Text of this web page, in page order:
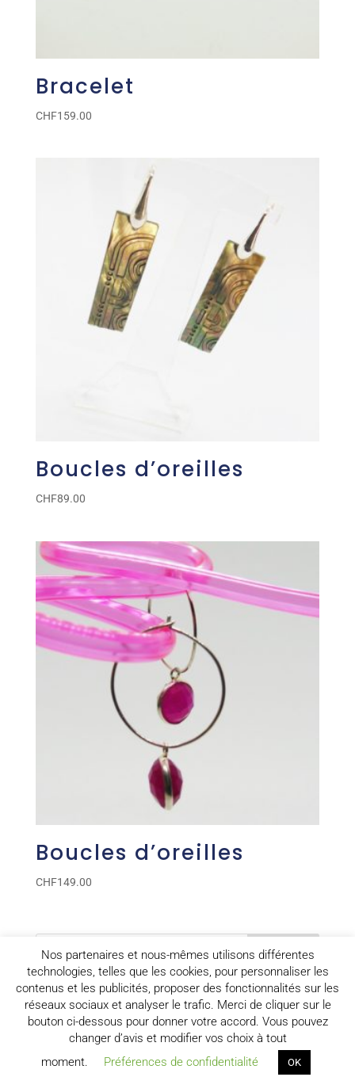
Bracelet
CHF159.00
Boucles d’oreilles
CHF89.00
Boucles d’oreilles
CHF149.00
Panier
Votre panier est vide.
Nos partenaires et nous-mêmes utilisons différentes
technologies, telles que les cookies, pour personnaliser les
contenus et les publicités, proposer des fonctionnalités sur les
réseaux sociaux et analyser le trafic. Merci de cliquer sur le
bouton ci-dessous pour donner votre accord. Vous pouvez
changer d’avis et modifier vos choix à tout
moment.
Préférences de confidentialité OK